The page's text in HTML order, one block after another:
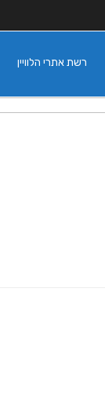
רשת אתרי הלוויין